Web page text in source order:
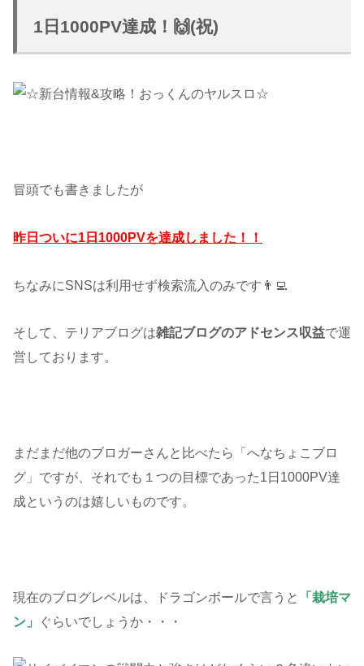
1日1000PV達成！🙌(祝)
冒頭でも書きましたが
昨日ついに1日1000PVを達成しました！！
ちなみにSNSは利用せず検索流入のみです👨‍💻
そして、テリアブログは雑記ブログのアドセンス収益で運
営しております。
まだまだ他のブロガーさんと比べたら「へなちょこブロ
グ」ですが、それでも１つの目標であった1日1000PV達
成というのは嬉しいものです。
現在のブログレベルは、ドラゴンボールで言うと
「栽培マ
ン」
ぐらいでしょうか・・・